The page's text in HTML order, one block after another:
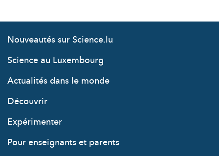
Nouveautés sur Science.lu
Science au Luxembourg
Actualités dans le monde
Découvrir
Expérimenter
Pour enseignants et parents